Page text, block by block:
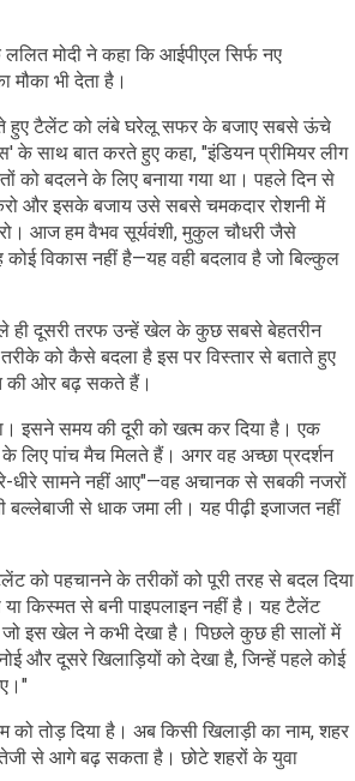
मोदी ने कहा कि आईपीएल सिर्फ नए
मौका भी देता है।
हुए टैलेंट को लंबे घरेलू सफर के बजाए सबसे ऊंचे
साथ बात करते हुए कहा, "इंडियन प्रीमियर लीग
को बदलने के लिए बनाया गया था। पहले दिन से
और इसके बजाय उसे सबसे चमकदार रोशनी में
आज हम वैभव सूर्यवंशी, मुकुल चौधरी जैसे
विकास नहीं है—यह वही बदलाव है जो बिल्कुल
ही दूसरी तरफ उन्हें खेल के कुछ सबसे बेहतरीन
को कैसे बदला है इस पर विस्तार से बताते हुए
की ओर बढ़ सकते हैं।
इसने समय की दूरी को खत्म कर दिया है। एक
लिए पांच मैच मिलते हैं। अगर वह अच्छा प्रदर्शन
धीरे सामने नहीं आए"—वह अचानक से सबकी नजरों
से धाक जमा ली। यह पीढ़ी इजाजत नहीं
को पहचानने के तरीकों को पूरी तरह से बदल दिया
किस्मत से बनी पाइपलाइन नहीं है। यह टैलेंट
इस खेल ने कभी देखा है। पिछले कुछ ही सालों में
और दूसरे खिलाड़ियों को देखा है, जिन्हें पहले कोई
तोड़ दिया है। अब किसी खिलाड़ी का नाम, शहर
तेजी से आगे बढ़ सकता है। छोटे शहरों के युवा